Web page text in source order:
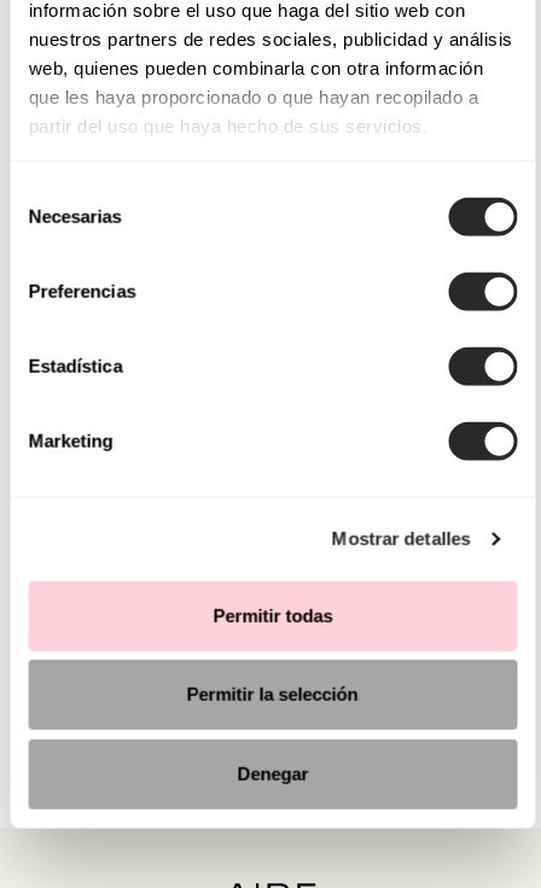
información sobre el uso que haga del sitio web con
nuestros partners de redes sociales, publicidad y análisis
web, quienes pueden combinarla con otra información
que les haya proporcionado o que hayan recopilado a
partir del uso que haya hecho de sus servicios.
Necesarias
Preferencias
Estadística
Marketing
Mostrar detalles
Permitir todas
Permitir la selección
Denegar